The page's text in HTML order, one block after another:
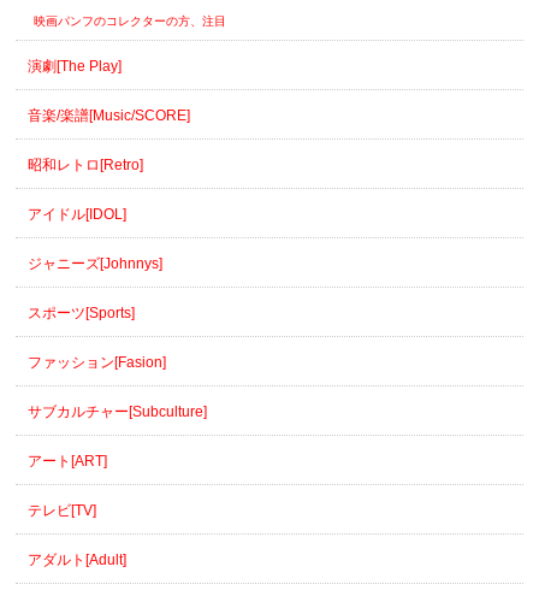
映画パンフのコレクターの方、注目
演劇[The Play]
音楽/楽譜[Music/SCORE]
昭和レトロ[Retro]
アイドル[IDOL]
ジャニーズ[Johnnys]
スポーツ[Sports]
ファッション[Fasion]
サブカルチャー[Subculture]
アート[ART]
テレビ[TV]
アダルト[Adult]